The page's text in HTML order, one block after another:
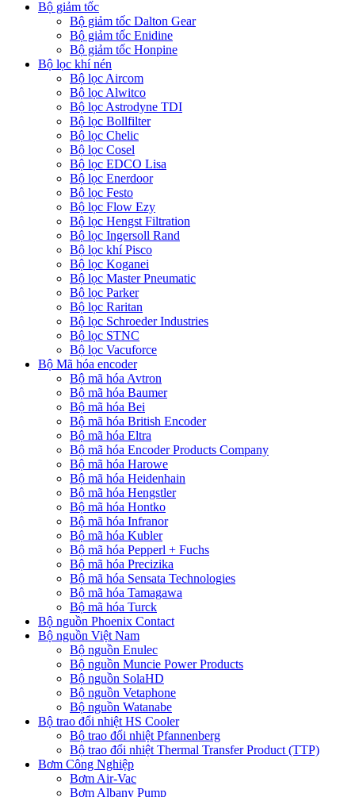
Bộ giảm tốc
Bộ giảm tốc Dalton Gear
Bộ giảm tốc Enidine
Bộ giảm tốc Honpine
Bộ lọc khí nén
Bộ lọc Aircom
Bộ lọc Alwitco
Bộ lọc Astrodyne TDI
Bộ lọc Bollfilter
Bộ lọc Chelic
Bộ lọc Cosel
Bộ lọc EDCO Lisa
Bộ lọc Enerdoor
Bộ lọc Festo
Bộ lọc Flow Ezy
Bộ lọc Hengst Filtration
Bộ lọc Ingersoll Rand
Bộ lọc khí Pisco
Bộ lọc Koganei
Bộ lọc Master Pneumatic
Bộ lọc Parker
Bộ lọc Raritan
Bộ lọc Schroeder Industries
Bộ lọc STNC
Bộ lọc Vacuforce
Bộ Mã hóa encoder
Bộ mã hóa Avtron
Bộ mã hóa Baumer
Bộ mã hóa Bei
Bộ mã hóa British Encoder
Bộ mã hóa Eltra
Bộ mã hóa Encoder Products Company
Bộ mã hóa Harowe
Bộ mã hóa Heidenhain
Bộ mã hóa Hengstler
Bộ mã hóa Hontko
Bộ mã hóa Infranor
Bộ mã hóa Kubler
Bộ mã hóa Pepperl + Fuchs
Bộ mã hóa Precizika
Bộ mã hóa Sensata Technologies
Bộ mã hóa Tamagawa
Bộ mã hóa Turck
Bộ nguồn Phoenix Contact
Bộ nguồn Việt Nam
Bộ nguồn Enulec
Bộ nguồn Muncie Power Products
Bộ nguồn SolaHD
Bộ nguồn Vetaphone
Bộ nguồn Watanabe
Bộ trao đổi nhiệt HS Cooler
Bộ trao đổi nhiệt Pfannenberg
Bộ trao đổi nhiệt Thermal Transfer Product (TTP)
Bơm Công Nghiệp
Bơm Air-Vac
Bơm Albany Pump